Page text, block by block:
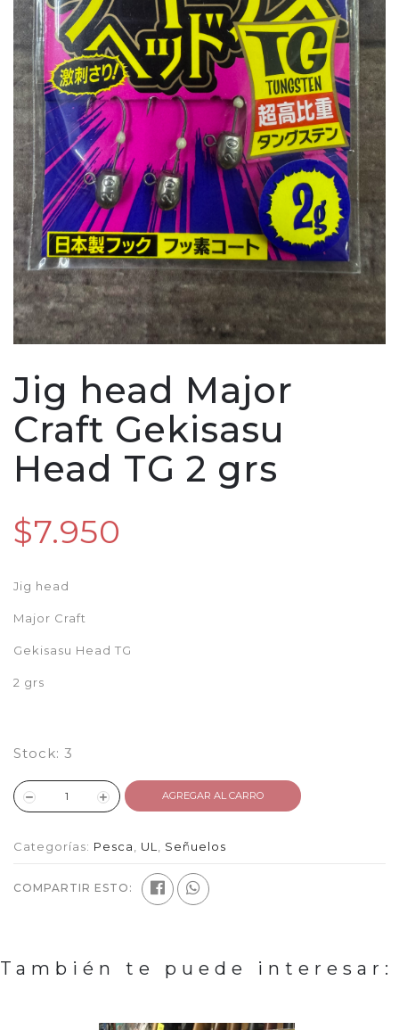
Jig head Major
Craft Gekisasu
Head TG 2 grs
$7.950
Jig head
Major Craft
Gekisasu Head TG
2 grs
Stock: 3
AGREGAR AL CARRO
Categorías: Pesca UL Señuelos
COMPARTIR ESTO:
También te puede interesar: